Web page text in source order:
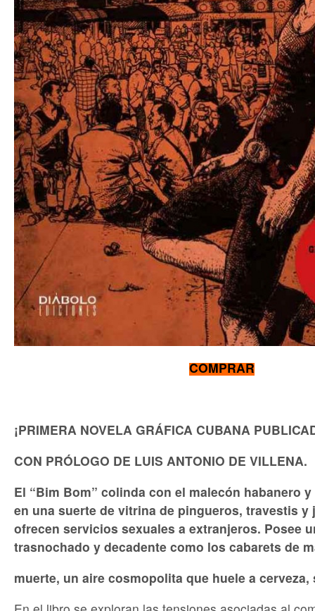
COMPRAR
¡PRIMERA NOVELA GRÁFICA CUBANA
CON PRÓLOGO DE LUIS ANTONIO DE VILLENA.
El “Bim Bom” colinda con el malecón habanero
en una suerte de vitrina de pingueros, travestis y
ofrecen servicios sexuales a extranjeros. Posee
trasnochado y decadente como los cabarets de
muerte, un aire cosmopolita que huele a cerveza,